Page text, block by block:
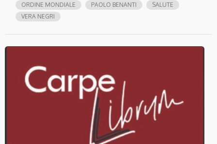
ORDINE MONDIALE
PAOLO BENANTI
SALUTE
VERA NEGRI